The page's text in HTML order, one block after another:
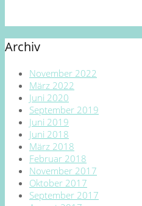
Archiv
November 2022
März 2022
Juni 2020
September 2019
Juni 2019
Juni 2018
März 2018
Februar 2018
November 2017
Oktober 2017
September 2017